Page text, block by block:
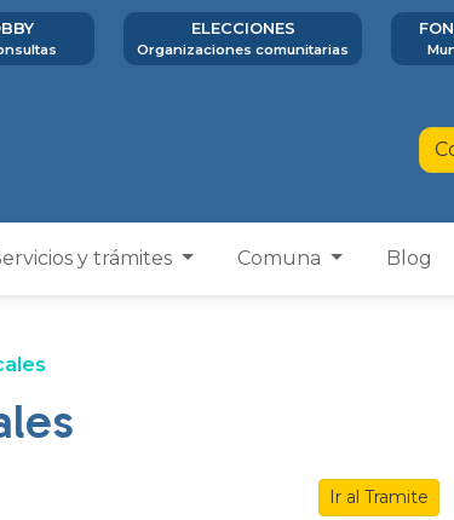
ELECCIONES
Organizaciones comunitarias
y trámites Comuna Blog
Ir al Tramite